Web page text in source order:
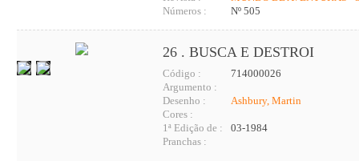
Números :
Nº 505
26 . BUSCA E DESTROI
Código :
714000026
Argumento :
Desenho :
Ashbury, Martin
Cores :
1ª Edição de :
03-1984
Pranchas :